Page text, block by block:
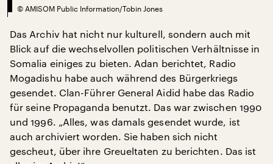
© AMISOM Public Information/Tobin Jones
Das Archiv hat nicht nur kulturell, sondern auch mit
Blick auf die wechselvollen politischen Verhältnisse in
Somalia einiges zu bieten. Adan berichtet, Radio
Mogadishu habe auch während des Bürgerkriegs
gesendet. Clan-Führer General Aidid habe das Radio
für seine Propaganda benutzt. Das war zwischen 1990
und 1996. „Alles, was damals gesendet wurde, ist
auch archiviert worden. Sie haben sich nicht
gescheut, über ihre Greueltaten zu berichten. Das ist